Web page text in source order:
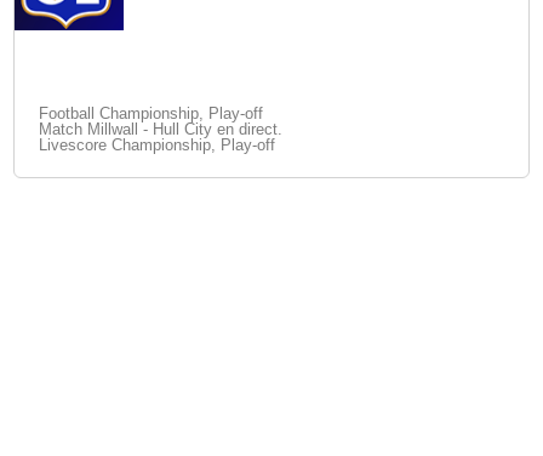
Football Championship, Play-off
Match Millwall - Hull City en direct.
Livescore Championship, Play-off